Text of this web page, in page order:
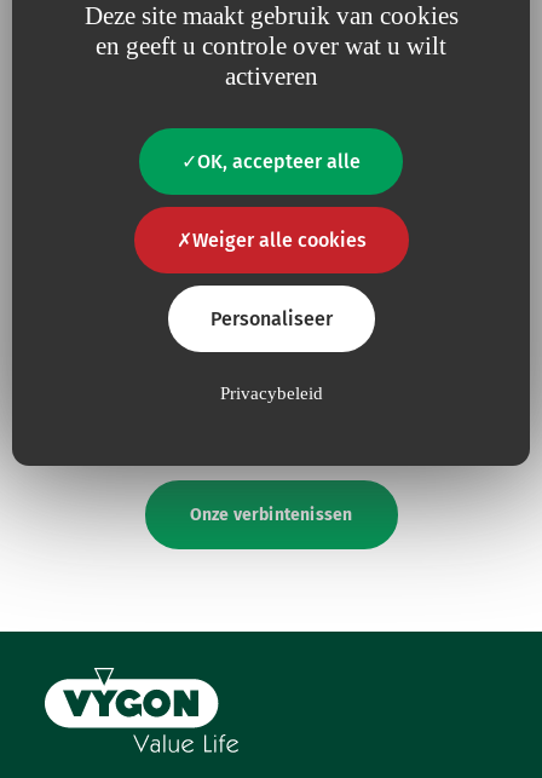
Deze site maakt gebruik van cookies
en geeft u controle over wat u wilt
activeren
OK, accepteer alle
Weiger alle cookies
Personaliseer
Privacybeleid
Omdat wij geloven in nauwe
betrokkenheid bij onze
, responsief zijn en
op hun behoeften.
nuttige innovatie
motor van onze projecten is
kwaliteit
een Must is
Omdat we onze inspanningen
voor de
bescherming
hetmilieu
Onze verbintenissen